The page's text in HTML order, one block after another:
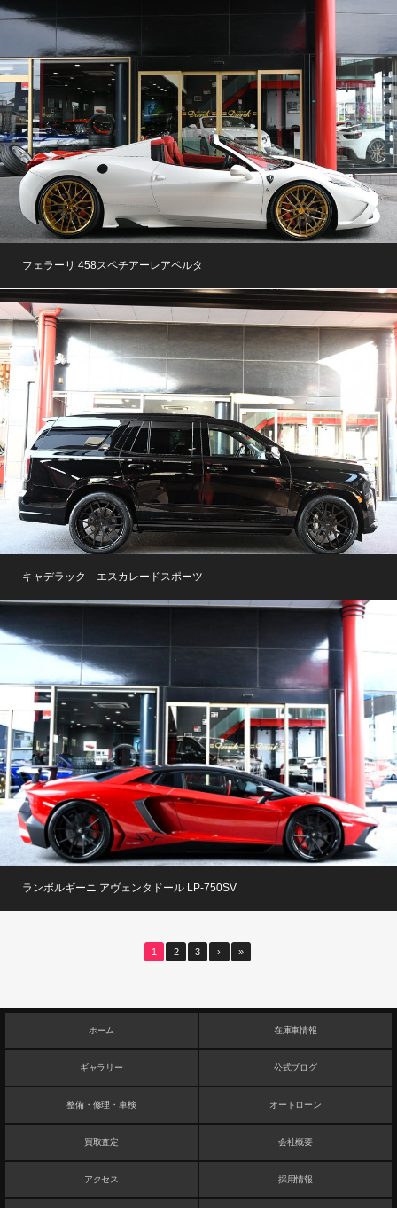
フェラーリ 458スペチアーレアペルタ
キャデラック エスカレードスポーツ
ランボルギーニ アヴェンタドール LP-750SV
1 2 3 › »
ホーム 在庫車情報
ギャラリー 公式ブログ
整備・修理・車検 オートローン
買取査定 会社概要
アクセス 採用情報